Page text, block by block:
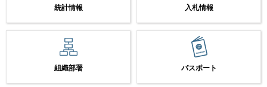
統計情報 入札情報
組織部署 パスポート